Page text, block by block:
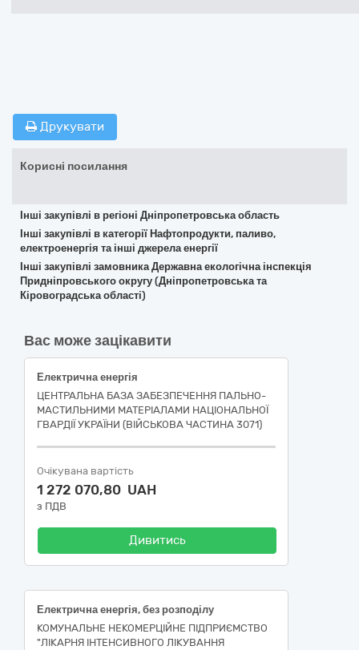
Друкувати
Корисні посилання
Інші закупівлі в регіоні Дніпропетровська область
Інші закупівлі в категорії Нафтопродукти, паливо,
електроенергія та інші джерела енергії
Інші закупівлі замовника Державна екологічна інспекція
Придніпровського округу (Дніпропетровська та
Кіровоградська області)
Вас може зацікавити
Електрична енергія
ЦЕНТРАЛЬНА БАЗА ЗАБЕЗПЕЧЕННЯ ПАЛЬНО-
МАСТИЛЬНИМИ МАТЕРІАЛАМИ НАЦІОНАЛЬНОЇ
ГВАРДІЇ УКРАЇНИ (ВІЙСЬКОВА ЧАСТИНА 3071)
Очікувана вартість
1 272 070,80 UAH
з ПДВ
Дивитись
Електрична енергія, без розподілу
КОМУНАЛЬНЕ НЕКОМЕРЦІЙНЕ ПІДПРИЄМСТВО
"ЛІКАРНЯ ІНТЕНСИВНОГО ЛІКУВАННЯ